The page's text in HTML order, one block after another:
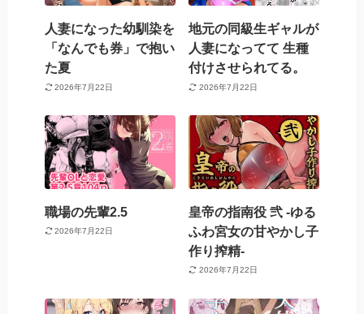
人妻になった幼馴染を
「なんでも券」で抱い
た夏
2026年7月22日
地元の同級生ギャルが
人妻になってて 生種
付けさせられてる。
2026年7月22日
職場の先輩2.5
2026年7月22日
皇帝の指南役 弐 -ゆる
ふわ宮女の甘やかし子
作り搾精-
2026年7月22日